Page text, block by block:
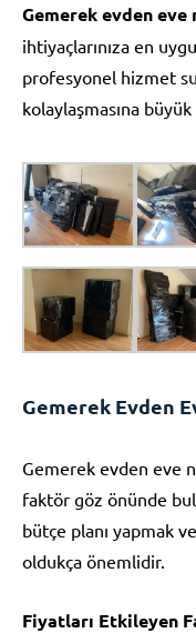
Gemerek evden
ihtiyaçlarınıza en
profesyonel hizmet
kolaylaşmasına büyük
Gemerek Evden
Gemerek evden eve
faktör göz önünde
bütçe planı yapmak
oldukça önemlidir.
Fiyatları Etkileyen